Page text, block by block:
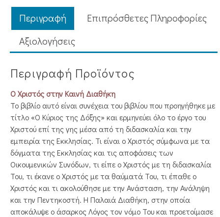
Περιγραφή
Επιπρόσθετες Πληροφορίες
Aξιολογήσεις
Περιγραφή Προϊόντος
Ο Χριστός στην Καινή Διαθήκη
Το βιβλίο αυτό είναι συνέχεια του βιβλίου που προηγήθηκε με
τίτλο «Ο Κύριος της Δόξης» και ερμηνεύει όλο το έργο του
Χριστού επί της γης μέσα από τη διδασκαλία και την
εμπειρία της Εκκλησίας. Τι είναι ο Χριστός σύμφωνα με τα
δόγματα της Εκκλησίας και τις αποφάσεις των
Οικουμενικών Συνόδων, τι είπε ο Χριστός με τη διδασκαλία
Του, τι έκανε ο Χριστός με τα θαύματά Του, τι έπαθε ο
Χριστός και τι ακολούθησε με την Ανάσταση, την Ανάληψη
και την Πεντηκοστή. Η Παλαιά Διαθήκη, στην οποία
αποκάλυψε ο άσαρκος Λόγος τον νόμο Του και προετοίμασε